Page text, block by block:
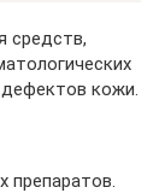
средств,
кожи.
препаратов.